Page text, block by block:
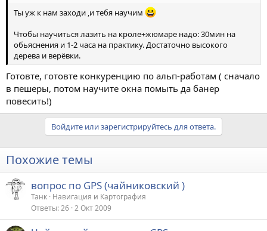
Ты уж к нам заходи ,и тебя научим
Чтобы научиться лазить на кроле+жюмаре надо: 30мин на
обьяснения и 1-2 часа на практику. Достаточно высокого
дерева и верёвки.
Готовте, готовте конкуренцию по альп-работам ( сначало
в пешеры, потом научите окна помыть да банер
повесить!)
Войдите или зарегистрируйтесь для ответа.
Похожие темы
вопрос по GPS (чайниковский )
Танк Навигация и Картография
Ответы 26 2 Окт 2009